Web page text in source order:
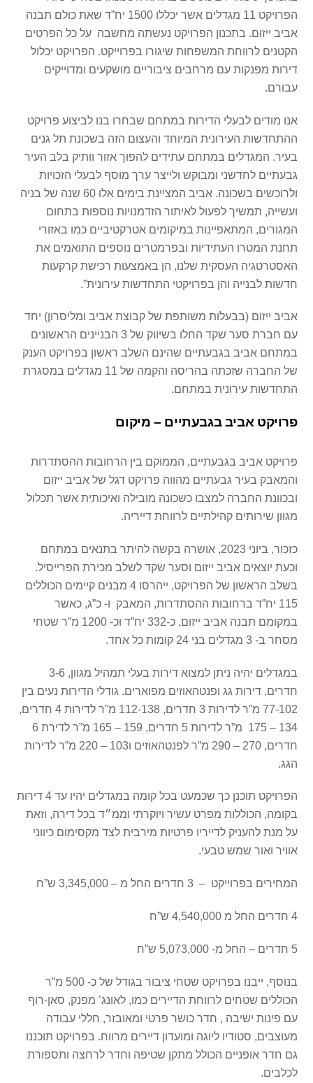
הפרויקט 11 מגדלים אשר יכללו 1500 יח”ד שאת כולם תבנה
אביב ייזום. בתכנון הפרויקט נעשתה מחשבה על כל הפרטים
הקטנים לרווחת המשפחות שיגורו בפרוייקט. הפרויקט יכלול
דירות מפנקות עם מרחבים ציבוריים מושקעים ומדוייקים
עבורם.
אנו מודים לבעלי הדירות במתחם שבחרו בנו לביצוע פרויקט
ההתחדשות העירונית המיוחד והעצום הזה בשכונת תל גנים
בעיר. המגדלים במתחם עתידים להפוך אזור וותיק בלב העיר
גבעתיים לחדשני ומבוקש ולייצר ערך מוסף לבעלי הזכויות
ולרוכשים בשכונה. אביב המציינת בימים אלו 60 שנה של בניה
ועשייה, תמשיך לפעול לאיתור הזדמנויות נוספות בתחום
המגורים, המתאפיינות במיקומים אטרקטיביים כמו באזורי
תחנת המטרו העתידיות ובפרמטרים נוספים התואמים את
האסטרטגיה העסקית שלנו, הן באמצעות רכישת קרקעות
חדשות לבנייה והן בפרויקטי התחדשות עירונית”.
אביב ייזום (בבעלות משותפת של קבוצת אביב ומליסרון) יחד
עם חברת סער שקד החלו בשיווק של 3 הבניינים הראשונים
במתחם אביב בגבעתיים שהינם השלב ראשון בפרויקט הענק
של החברה שזכתה בהריסה והקמה של 11 מגדלים במסגרת
התחדשות עירונית במתחם.
פרויקט אביב בגבעתיים – מיקום
פרויקט אביב בגבעתיים, הממוקם בין הרחובות ההסתדרות
והמאבק בעיר גבעתיים מהווה פרויקט דגל של אביב ייזום
ובכוונת החברה למצבו כשכונה מובילה ואיכותית אשר תכלול
מגוון שירותים קהילתיים לרווחת דייריה.
כזכור, ביוני 2023, אושרה בקשה להיתר בתנאים במתחם
וכעת יוצאים אביב ייזום וסער שקד לשלב מכירת הפרייסיל.
בשלב הראשון של הפרויקט, ייהרסו 4 מבנים קיימים הכוללים
115 יח”ד ברחובות ההסתדרות, המאבק ו- כ”ג, כאשר
במקומם תבנה אביב ייזום, כ-332 יח”ד וכ- 1200 מ”ר שטחי
מסחר ב- 3 מגדלים בני 24 קומות כל אחד.
במגדלים יהיה ניתן למצוא דירות בעלי תמהיל מגוון, 3-6
חדרים, דירות גג ופנטהאוזים מפוארים. גודלי הדירות נעים בין
77-102 מ”ר לדירות 3 חדרים, 112-138 מ”ר לדירות 4 חדרים,
134 – 175 מ”ר לדירות 5 חדרים, 159 – 165 מ”ר לדירת 6
חדרים, 270 – 290 מ”ר לפנטהאוזים ו103 – 220 מ”ר לדירות
הגג.
הפרויקט תוכנן כך שכמעט בכל קומה במגדלים יהיו עד 4 דירות
בקומה, הכוללות מפרט עשיר ויוקרתי וממ״ד בכל דירה, וזאת
על מנת להעניק לדייריו פרטיות מירבית לצד מקסימום כיווני
אוויר ואור שמש טבעי.
המחירים בפרוייקט – 3 חדרים החל מ – 3,345,000 ש”ח
4 חדרים החל מ 4,540,000 ש”ח
5 חדרים – החל מ- 5,073,000 ש”ח
בנוסף, ייבנו בפרויקט שטחי ציבור בגודל של כ- 500 מ”ר
הכוללים שטחים לרווחת הדיירים כמו, לאונג’ מפנק, סאן-רוף
עם פינות ישיבה , חדר כושר פרטי ומאובזר, חללי עבודה
מעוצבים, סטודיו ליוגה ומועדון דיירים מרווח. בפרויקט תוכננו
גם חדר אופניים הכולל מתקן שטיפה וחדר לרחצה ותספורת
לכלבים.